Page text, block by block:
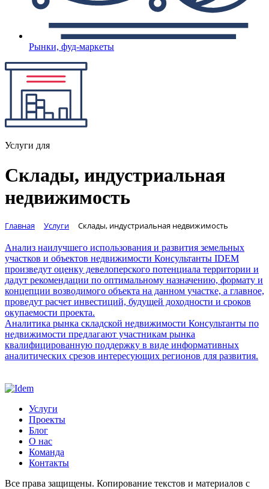
Рынки, фуд-маркеты
Услуги для
Склады, индустриальная
недвижимость
Главная Услуги Склады, индустриальная недвижимость
Анализ наилучшего использования и развития земельных
участков и объектов недвижимости Консультанты IDEM
произведут оценку девелоперского потенциала территории и
дадут рекомендации по оптимальному назначению, формату и
концепции возводимого объекта на данном участке, а главное,
проведут расчет инвестиций, будущей доходности и сроков
окупаемости проекта.
Аналитика рынка складской недвижимости Консультанты по
недвижимости предлагают участникам рынка
квалифицированную поддержку в виде информативных
аналитических срезов интересующих регионов для развития.
Услуги
Проекты
Блог
О нас
Команда
Контакты
Все права защищены. Копирование текстов и материалов с